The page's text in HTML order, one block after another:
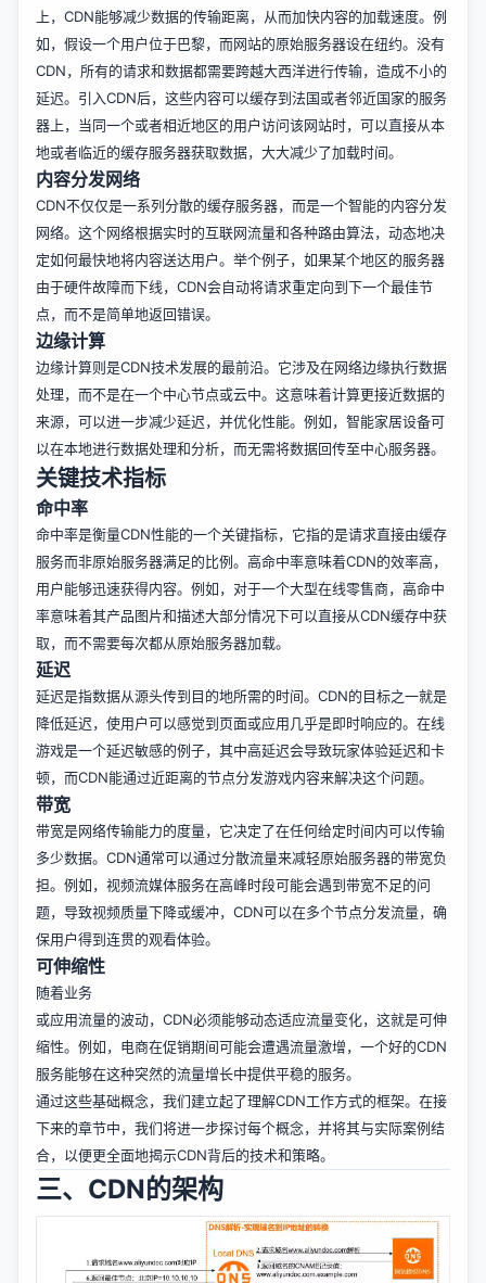
上，CDN能够减少数据的传输距离，从而加快内容的加载速度。例
如，假设一个用户位于巴黎，而网站的原始服务器设在纽约。没有
CDN，所有的请求和数据都需要跨越大西洋进行传输，造成不小的
延迟。引入CDN后，这些内容可以缓存到法国或者邻近国家的服务
器上，当同一个或者相近地区的用户访问该网站时，可以直接从本
地或者临近的缓存服务器获取数据，大大减少了加载时间。
内容分发网络
CDN不仅仅是一系列分散的缓存服务器，而是一个智能的内容分发
网络。这个网络根据实时的互联网流量和各种路由算法，动态地决
定如何最快地将内容送达用户。举个例子，如果某个地区的服务器
由于硬件故障而下线，CDN会自动将请求重定向到下一个最佳节
点，而不是简单地返回错误。
边缘计算
边缘计算则是CDN技术发展的最前沿。它涉及在网络边缘执行数据
处理，而不是在一个中心节点或云中。这意味着计算更接近数据的
来源，可以进一步减少延迟，并优化性能。例如，智能家居设备可
以在本地进行数据处理和分析，而无需将数据回传至中心服务器。
关键技术指标
命中率
命中率是衡量CDN性能的一个关键指标，它指的是请求直接由缓存
服务而非原始服务器满足的比例。高命中率意味着CDN的效率高，
用户能够迅速获得内容。例如，对于一个大型在线零售商，高命中
率意味着其产品图片和描述大部分情况下可以直接从CDN缓存中获
取，而不需要每次都从原始服务器加载。
延迟
延迟是指数据从源头传到目的地所需的时间。CDN的目标之一就是
降低延迟，使用户可以感觉到页面或应用几乎是即时响应的。在线
游戏是一个延迟敏感的例子，其中高延迟会导致玩家体验延迟和卡
顿，而CDN能通过近距离的节点分发游戏内容来解决这个问题。
带宽
带宽是网络传输能力的度量，它决定了在任何给定时间内可以传输
多少数据。CDN通常可以通过分散流量来减轻原始服务器的带宽负
担。例如，视频流媒体服务在高峰时段可能会遇到带宽不足的问
题，导致视频质量下降或缓冲，CDN可以在多个节点分发流量，确
保用户得到连贯的观看体验。
可伸缩性
随着业务
或应用流量的波动，CDN必须能够动态适应流量变化，这就是可伸
缩性。例如，电商在促销期间可能会遭遇流量激增，一个好的CDN
服务能够在这种突然的流量增长中提供平稳的服务。
通过这些基础概念，我们建立起了理解CDN工作方式的框架。在接
下来的章节中，我们将进一步探讨每个概念，并将其与实际案例结
合，以便更全面地揭示CDN背后的技术和策略。
三、CDN的架构